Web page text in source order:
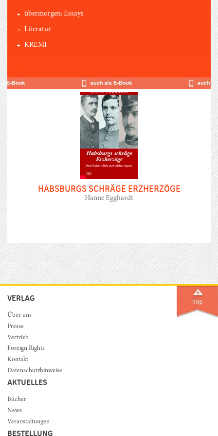
übermorgen: Essays
Literatur
KREMI
HABSBURGS SCHRÄGE ERZHERZÖGE
Hanne Egghardt
VERLAG
Über uns
Presse
Vertrieb
Foreign Rights
Kontakt
Datenschutzhinweise
AKTUELLES
Bücher
News
Veranstaltungen
BESTELLUNG